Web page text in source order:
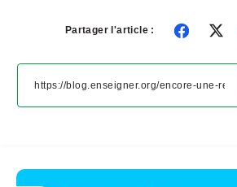
Partager l'article :